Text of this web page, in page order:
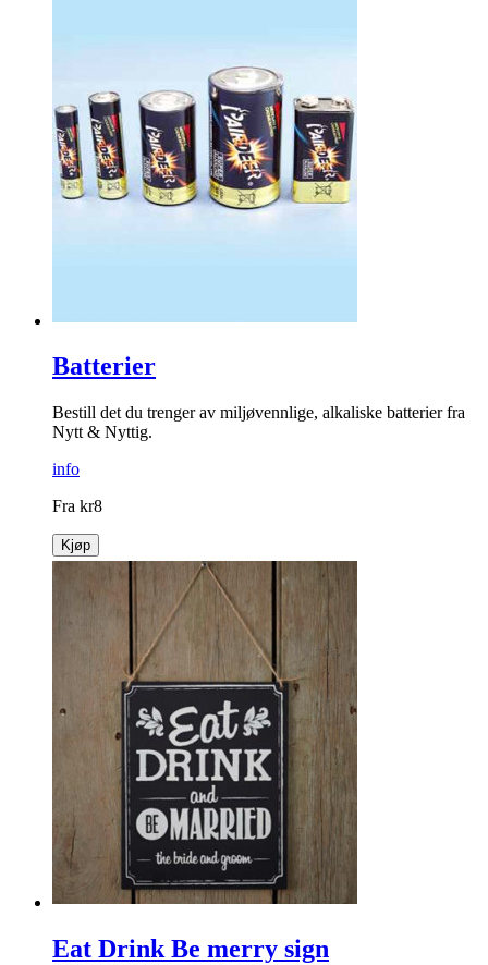
Batterier
Bestill det du trenger av miljøvennlige, alkaliske batterier fra
Nytt & Nyttig.
info
Fra kr8
Kjøp
Eat Drink Be merry sign